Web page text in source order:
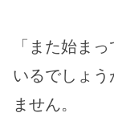
「また始ま
いるでしょう
ません。